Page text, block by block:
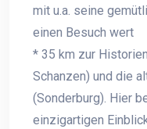
mit u.a. seine
einen Besuch wert
* 35 km zur
Schanzen) und die
(Sonderburg). Hier
einzigartigen